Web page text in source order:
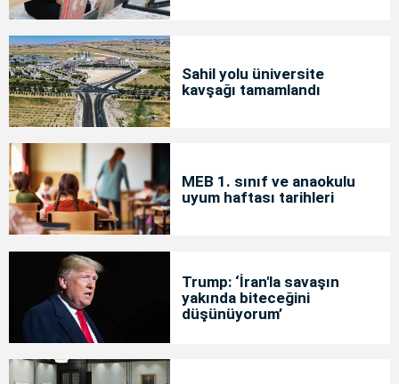
Sahil yolu üniversite
kavşağı tamamlandı
MEB 1. sınıf ve anaokulu
uyum haftası tarihleri
Trump: ‘İran'la savaşın
yakında biteceğini
düşünüyorum’